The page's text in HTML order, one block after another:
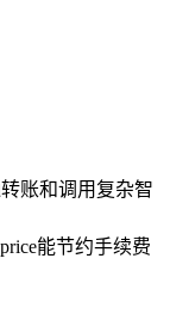
账和调用复杂智
能节约手续费